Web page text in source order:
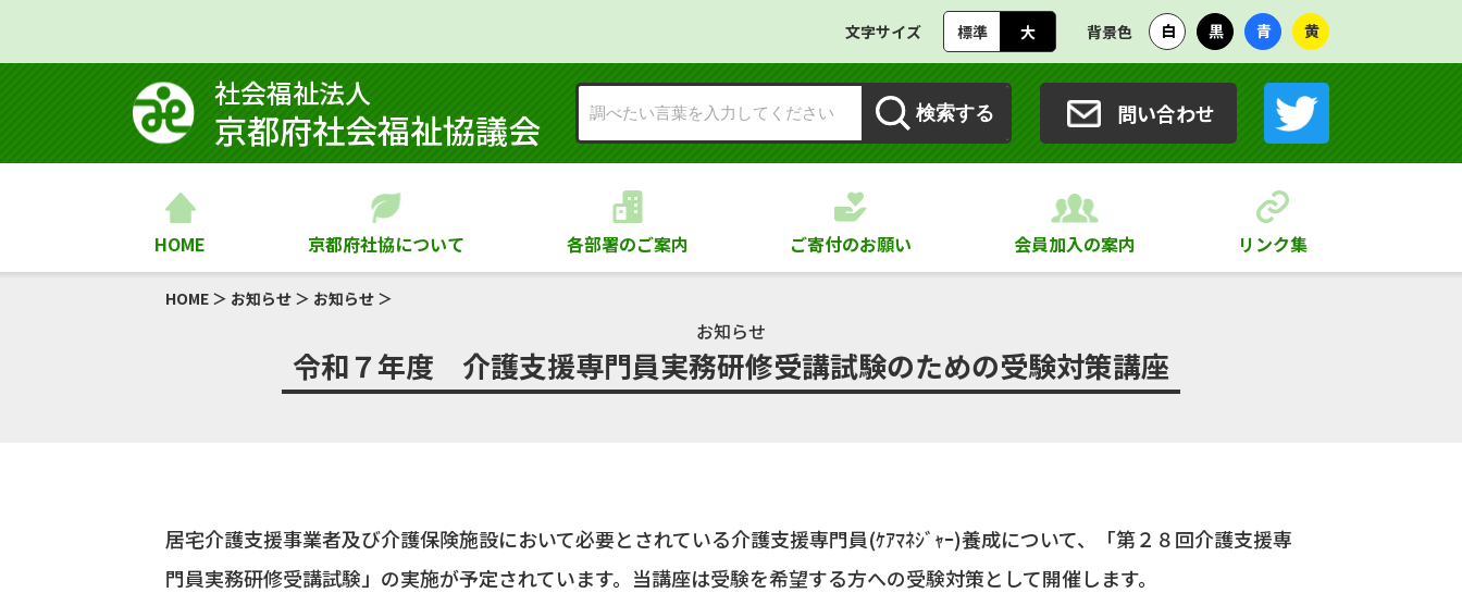
文字サイズ 標準 大 背景色 白 黒 青 黄
社会福祉法⼈
京都府社会福祉協議会 検索する 問い合わせ
HOME 京都府社協について 各部署のご案内 ご寄付のお願い 会員加入の案内 リンク集
HOME ＞ お知らせ ＞ お知らせ ＞
お知らせ
令和７年度 介護支援専門員実務研修受講試験のための受験対策講座
居宅介護支援事業者及び介護保険施設において必要とされている介護支援専門員(ｹｱﾏﾈｼﾞｬｰ)養成について、「第２８回介護支援専
門員実務研修受講試験」の実施が予定されています。当講座は受験を希望する方への受験対策として開催します。